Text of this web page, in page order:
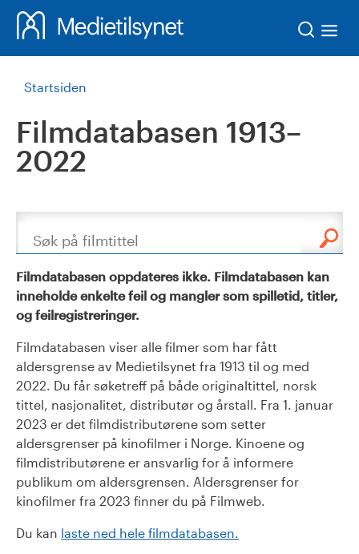
Startsiden
Filmdatabasen 1913–
2022
Søk
Filmdatabasen oppdateres ikke. Filmdatabasen kan
inneholde enkelte feil og mangler som spilletid, titler,
og feilregistreringer.
Filmdatabasen viser alle filmer som har fått
aldersgrense av Medietilsynet fra 1913 til og med
2022. Du får søketreff på både originaltittel, norsk
tittel, nasjonalitet, distributør og årstall. Fra 1. januar
2023 er det filmdistributørene som setter
aldersgrenser på kinofilmer i Norge. Kinoene og
filmdistributørene er ansvarlig for å informere
publikum om aldersgrensen. Aldersgrenser for
kinofilmer fra 2023 finner du på Filmweb.
Du kan laste ned hele filmdatabasen.